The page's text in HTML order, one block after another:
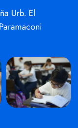
Urb. El